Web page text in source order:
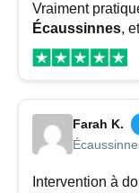
Vraiment
Écaussinnes,
Farah K.
Intervention à